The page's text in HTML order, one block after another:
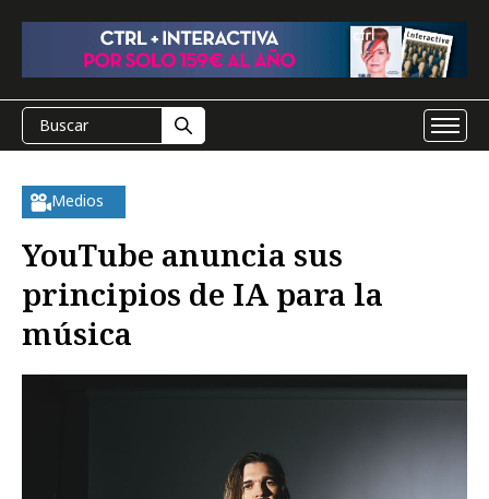
Medios
YouTube anuncia sus
principios de IA para la
música